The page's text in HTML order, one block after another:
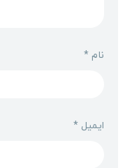
نام*
ایمیل *